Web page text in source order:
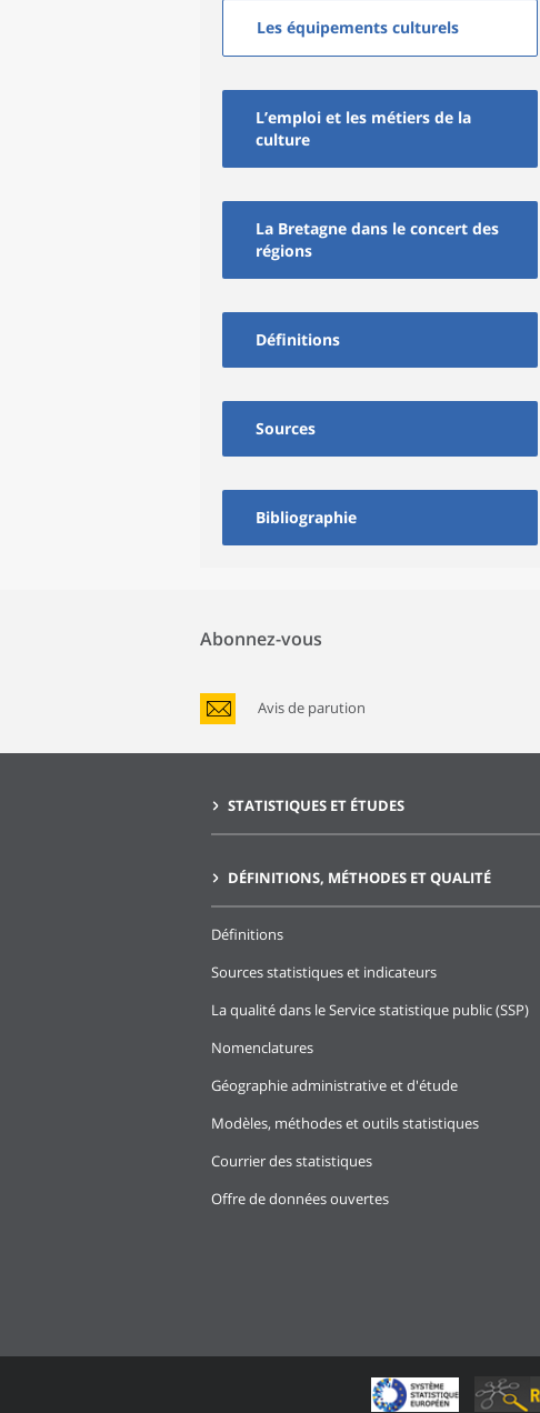
Les équipements culturels
L’emploi et les métiers de la
culture
La Bretagne dans le concert des
régions
Définitions
Sources
Bibliographie
Abonnez-vous
Avis de parution
STATISTIQUES ET ÉTUDES
DÉFINITIONS, MÉTHODES ET QUALITÉ
Définitions
Sources statistiques et indicateurs
La qualité dans le Service statistique public (SSP)
Nomenclatures
Géographie administrative et d'étude
Modèles, méthodes et outils statistiques
Courrier des statistiques
Offre de données ouvertes